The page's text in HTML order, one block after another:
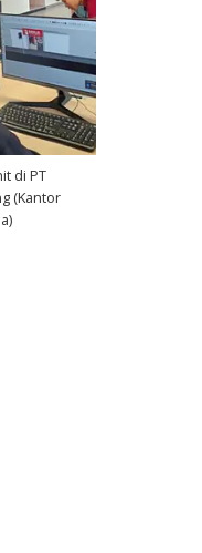
di PT
(Kantor